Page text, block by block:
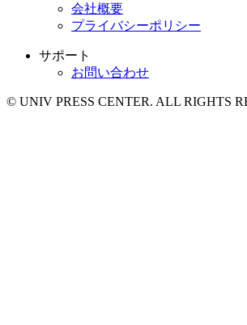
会社概要
プライバシーポリシー
サポート
お問い合わせ
© UNIV PRESS CENTER. ALL RIGHTS